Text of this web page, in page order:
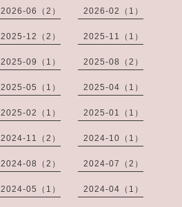
2026-06（2） 2026-02（1）
2025-12（2） 2025-11（1）
2025-09（1） 2025-08（2）
2025-05（1） 2025-04（1）
2025-02（1） 2025-01（1）
2024-11（2） 2024-10（1）
2024-08（2） 2024-07（2）
2024-05（1） 2024-04（1）